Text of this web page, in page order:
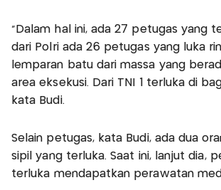
“Dalam hal ini, ada 27 petugas yang
dari Polri ada 26 petugas yang luka
lemparan batu dari massa yang
area eksekusi. Dari TNI 1 terluka di
kata Budi.
Selain petugas, kata Budi, ada dua
sipil yang terluka. Saat ini, lanjut dia,
terluka mendapatkan perawatan